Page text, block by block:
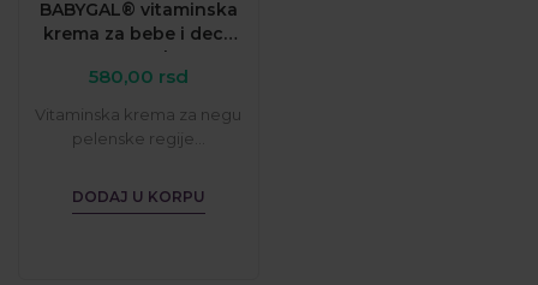
BABYGAL® vitaminska
krema za bebe i decu
250 ml
580,00 rsd
Vitaminska krema za negu
pelenske regije...
DODAJ U KORPU